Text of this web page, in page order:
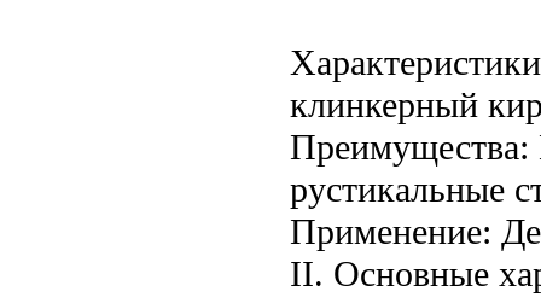
клинкерный
Преимущества:
рустикальные
Применение:
II. Основные